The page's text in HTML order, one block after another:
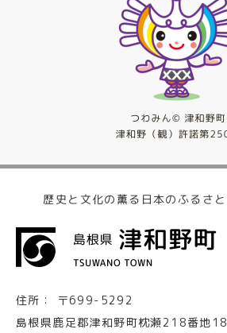
歴史と文化の薫る日本のふるさと
住所：
〒699-5292
島根県鹿足郡津和野町枕瀬218番地18